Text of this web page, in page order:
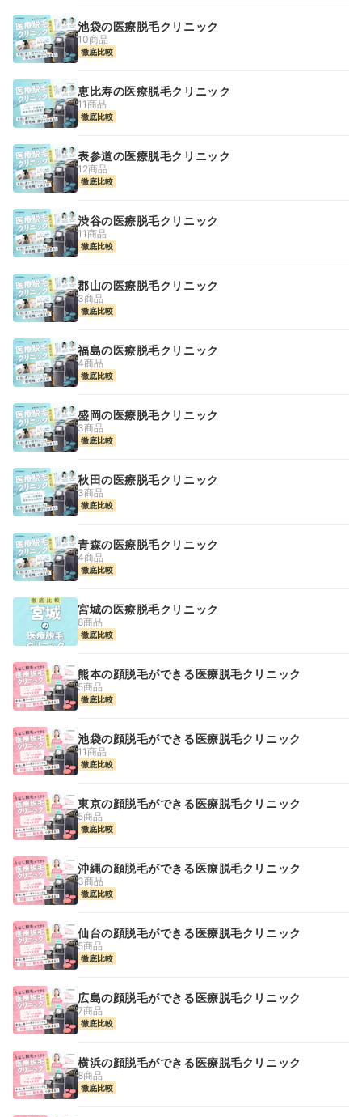
池袋の医療脱毛クリニック
10商品
徹底比較
恵比寿の医療脱毛クリニック
11商品
徹底比較
表参道の医療脱毛クリニック
12商品
徹底比較
渋谷の医療脱毛クリニック
11商品
徹底比較
郡山の医療脱毛クリニック
3商品
徹底比較
福島の医療脱毛クリニック
4商品
徹底比較
盛岡の医療脱毛クリニック
3商品
徹底比較
秋田の医療脱毛クリニック
3商品
徹底比較
青森の医療脱毛クリニック
4商品
徹底比較
宮城の医療脱毛クリニック
8商品
徹底比較
熊本の顔脱毛ができる医療脱毛クリニック
5商品
徹底比較
池袋の顔脱毛ができる医療脱毛クリニック
11商品
徹底比較
東京の顔脱毛ができる医療脱毛クリニック
5商品
徹底比較
沖縄の顔脱毛ができる医療脱毛クリニック
3商品
徹底比較
仙台の顔脱毛ができる医療脱毛クリニック
5商品
徹底比較
広島の顔脱毛ができる医療脱毛クリニック
7商品
徹底比較
横浜の顔脱毛ができる医療脱毛クリニック
8商品
徹底比較